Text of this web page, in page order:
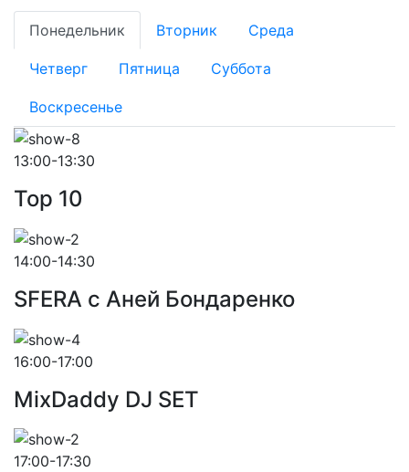
Понедельник Вторник Среда
Четверг Пятница Суббота
Воскресенье
13:00-13:30
Top 10
14:00-14:30
SFERA с Аней Бондаренко
16:00-17:00
MixDaddy DJ SET
17:00-17:30